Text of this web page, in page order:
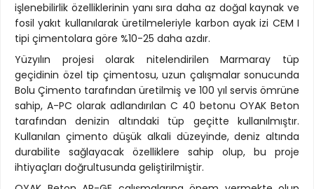
işlenebilirlik özelliklerinin yanı sıra daha az doğal kaynak ve
fosil yakıt kullanılarak üretilmeleriyle karbon ayak izi CEM I
tipi çimentolara göre %10-25 daha azdır.
Yüzyılın projesi olarak nitelendirilen Marmaray tüp
geçidinin özel tip çimentosu, uzun çalışmalar sonucunda
Bolu Çimento tarafından üretilmiş ve 100 yıl servis ömrüne
sahip, A-PC olarak adlandırılan C 40 betonu OYAK Beton
tarafından denizin altındaki tüp geçitte kullanılmıştır.
Kullanılan çimento düşük alkali düzeyinde, deniz altında
durabilite sağlayacak özelliklere sahip olup, bu proje
ihtiyaçları doğrultusunda geliştirilmiştir.